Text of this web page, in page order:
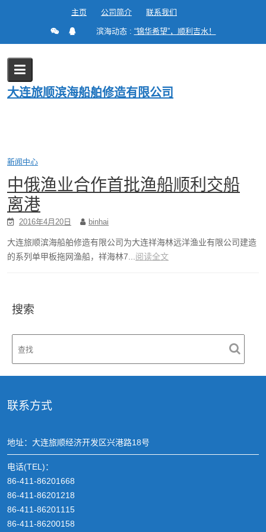
主页 公司简介 联系我们
滨海动态 : “锦华希望”，顺利吉水！
大连旅顺滨海船舶修造有限公司
月度归档：2016 年 4 月
新闻中心
中俄渔业合作首批渔船顺利交船
离港
2016年4月20日 binhai
大连旅顺滨海船舶修造有限公司为大连祥海林远洋渔业有限公司建造
的系列单甲板拖网渔船，祥海林7... 阅读全文
搜索
联系方式
地址：大连旅顺经济开发区兴港路18号
电话(TEL)：
86-411-86201668
86-411-86201218
86-411-86201115
86-411-86200158